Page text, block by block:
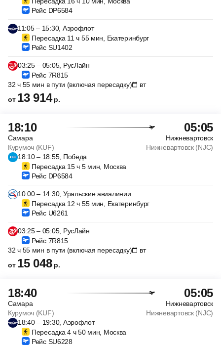
Рейс DP6584
11:05 – 15:30, Аэрофлот
Пересадка 11 ч 55 мин, Екатеринбург
Рейс SU1402
03:25 – 05:05, РусЛайн
Рейс 7R815
32 ч 55 мин в пути (включая пересадку)
вт
от 13 914 р.
18:10 05:05
Самара
Нижневартовск
Курумоч (KUF)
Нижневартовск (NJC)
18:10 – 18:55, Победа
Пересадка 15 ч 5 мин, Москва
Рейс DP6584
10:00 – 14:30, Уральские авиалинии
Пересадка 12 ч 55 мин, Екатеринбург
Рейс U6261
03:25 – 05:05, РусЛайн
Рейс 7R815
32 ч 55 мин в пути (включая пересадку)
вт
от 15 048 р.
18:40 05:05
Самара
Нижневартовск
Курумоч (KUF)
Нижневартовск (NJC)
18:40 – 19:30, Аэрофлот
Пересадка 4 ч 50 мин, Москва
Рейс SU6228